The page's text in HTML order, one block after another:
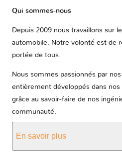
Qui sommes-nous
Depuis 2009 nous travaillons sur
automobile. Notre volonté est de
portée de tous.
Nous sommes passionnés par
entièrement développés dans nos
grâce au savoir-faire de nos
communauté.
En savoir plus